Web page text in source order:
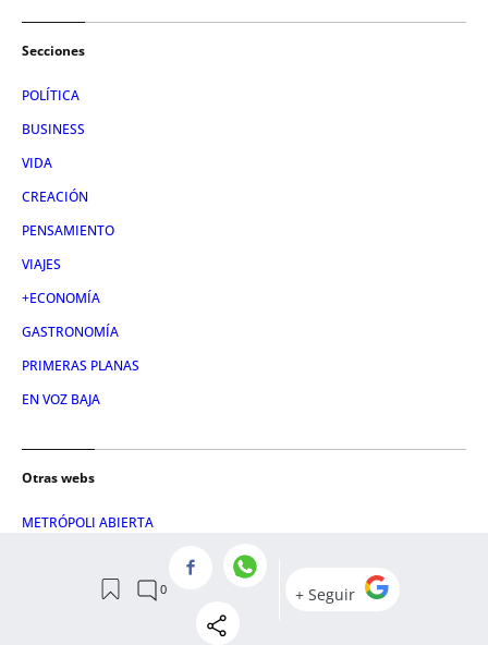
Secciones
POLÍTICA
BUSINESS
VIDA
CREACIÓN
PENSAMIENTO
VIAJES
+ECONOMÍA
GASTRONOMÍA
PRIMERAS PLANAS
EN VOZ BAJA
Otras webs
METRÓPOLI ABIERTA